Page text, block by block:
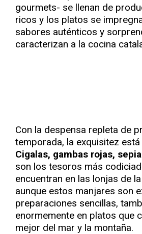
gourmets- se llenan de
ricos y los platos se
sabores auténticos y
caracterizan a la cocina
Con la despensa repleta de
temporada, la exquisitez
Cigalas, gambas rojas,
son los tesoros más
encuentran en las lonjas de
aunque estos manjares son
preparaciones sencillas,
enormemente en platos que
mejor del mar y la montaña.